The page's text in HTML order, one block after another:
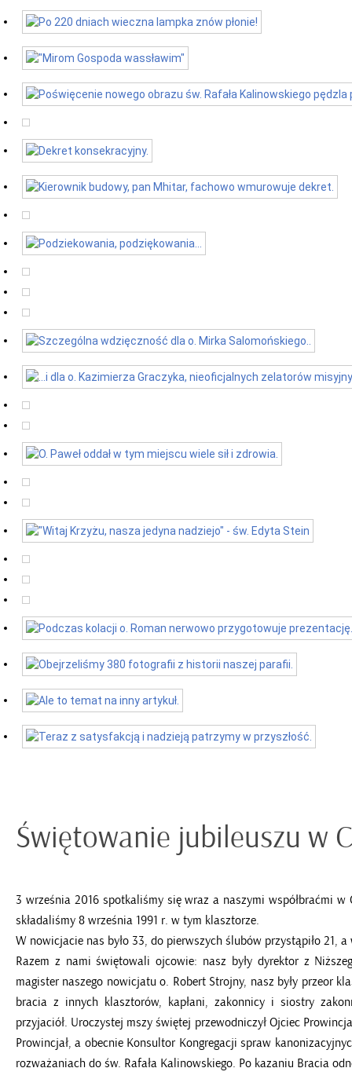
Świętowanie jubileuszu w
3 września 2016 spotkaliśmy się wraz a naszymi współbraćmi
składaliśmy 8 września 1991 r. w tym klasztorze.
W nowicjacie nas było 33, do pierwszych ślubów przystąpiło 21,
Razem z nami świętowali ojcowie: nasz były dyrektor z
magister naszego nowicjatu o. Robert Strojny, nasz były przeor
bracia z innych klasztorów, kapłani, zakonnicy i siostry
przyjaciół. Uroczystej mszy świętej przewodniczył Ojciec
Prowincjał, a obecnie Konsultor Kongregacji spraw
rozważaniach do św. Rafała Kalinowskiego. Po kazaniu Bracia